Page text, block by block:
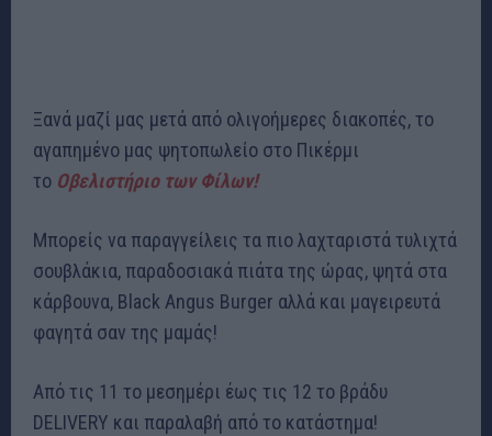
Ξανά μαζί μας μετά από ολιγοήμερες διακοπές, το
αγαπημένο μας ψητοπωλείο στο Πικέρμι
το Οβελιστήριο των Φίλων!
Μπορείς να παραγγείλεις τα πιο λαχταριστά τυλιχτά
σουβλάκια, παραδοσιακά πιάτα της ώρας, ψητά στα
κάρβουνα, Black Angus Burger αλλά και μαγειρευτά
φαγητά σαν της μαμάς!
Από τις 11 το μεσημέρι έως τις 12 το βράδυ
DELIVERY και παραλαβή από το κατάστημα!